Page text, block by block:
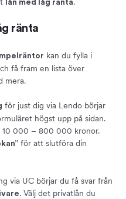
privatlån
lån med låg ränta.
ränta
kan du fylla i
få fram en lista över
mera.
för just dig via Lendo börjar
högst upp på sidan.
10 000 – 800 000 kronor.
för att slutföra din
via UC börjar du få svar från
. Välj det privatlån du